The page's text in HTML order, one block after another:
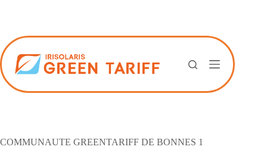
COMMUNAUTE GREENTARIFF DE BONNES 1